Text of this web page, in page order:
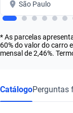
São Paulo
* As parcelas
60% do valor do carro
mensal de 2,46%.
CatálogoPerguntas